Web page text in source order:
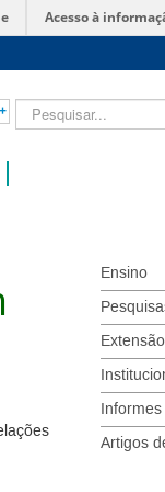
Acesso à
Pesquisar...
Ensino
Extensão
Informes
Artigos